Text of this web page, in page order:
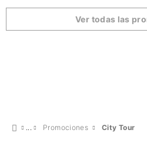
Ver todas las
Promociones City Tour